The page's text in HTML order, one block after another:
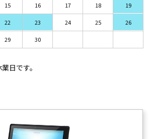
15 16 17 18 19
22 23 24 25 26
29 30
日です。